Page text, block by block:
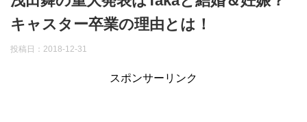
キャスター卒業の理由とは！
投稿日： 2018-12-31
スポンサーリンク